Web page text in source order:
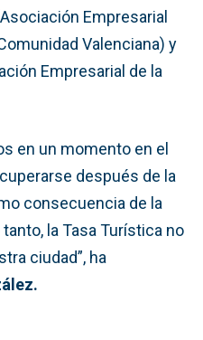
Empresarial
Valenciana) y
Empresarial de la
en un momento en el
después de la
consecuencia de la
la Tasa Turística no
ciudad”, ha